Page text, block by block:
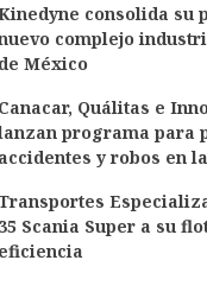
consolida su
complejo
de México
Canacar, Quálitas e
programa para
accidentes y robos en
35 Scania Super a su
eficiencia